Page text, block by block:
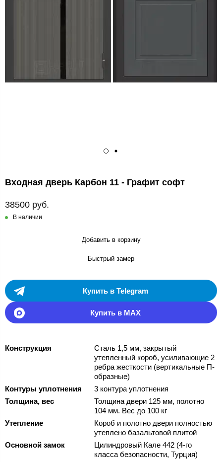
Входная дверь Карбон 11 - Графит софт
38500 руб.
В наличии
Добавить в корзину
Быстрый замер
Купить в Telegram
Купить в MAX
Конструкция
Сталь 1,5 мм, закрытый
утепленный короб, усиливающие 2
ребра жесткости (вертикальные П-
образные)
Контуры уплотнения
3 контура уплотнения
Толщина, вес
Толщина двери 125 мм, полотно
104 мм. Вес до 100 кг
Утепление
Короб и полотно двери полностью
утеплено базальтовой плитой
Основной замок
Цилиндровый Кале 442 (4-го
класса безопасности, Турция)